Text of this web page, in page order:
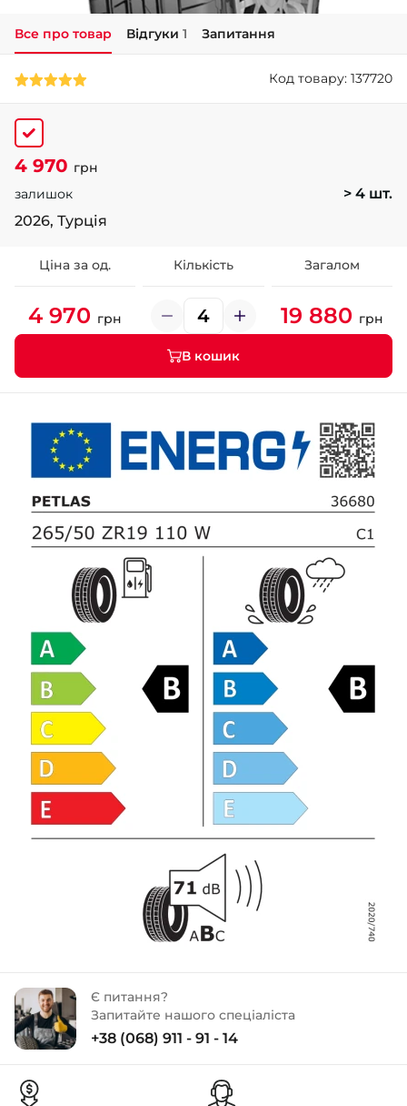
+38 (050)-911-911-2
+38 (099)-643-33-77
Все про товар Відгуки 1 Запитання
Код товару: 137720
4 970 грн
залишок
> 4 шт.
2026, Турція
Ціна за од. Кількість Загалом
4 970 грн 19 880 грн
В кошик
Є питання?
Запитайте нашого спеціаліста
+38 (068) 911 - 91 - 14